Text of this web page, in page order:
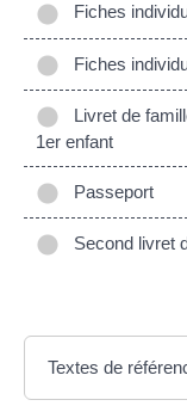
Fiches
Fiches
Livret de
1er enfant
Passeport
Second livret
Textes de